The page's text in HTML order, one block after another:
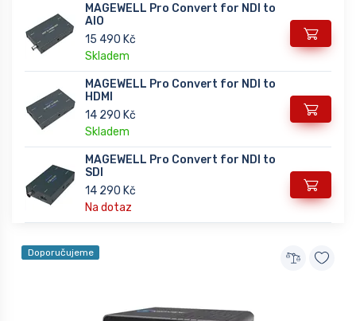
MAGEWELL Pro Convert for NDI to
AIO
15 490 Kč
Skladem
MAGEWELL Pro Convert for NDI to
HDMI
14 290 Kč
Skladem
MAGEWELL Pro Convert for NDI to
SDI
14 290 Kč
Na dotaz
Doporučujeme